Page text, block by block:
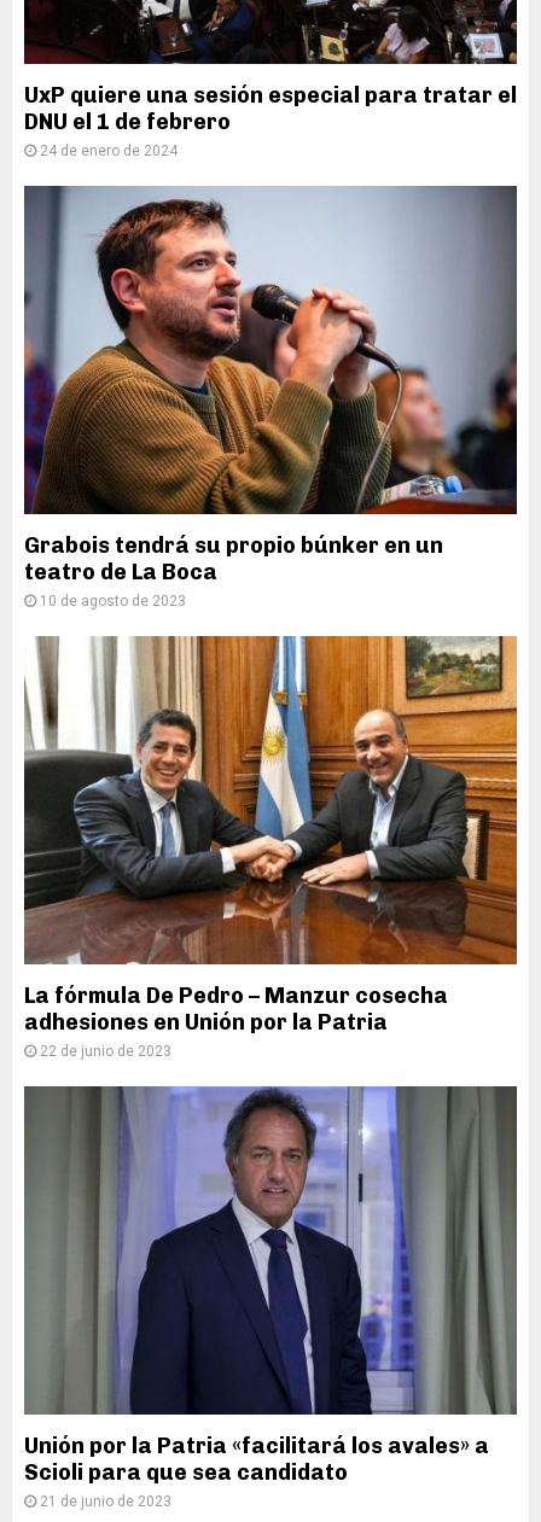
UxP quiere una sesión especial para tratar el
DNU el 1 de febrero
24 de enero de 2024
Grabois tendrá su propio búnker en un
teatro de La Boca
10 de agosto de 2023
La fórmula De Pedro – Manzur cosecha
adhesiones en Unión por la Patria
22 de junio de 2023
Unión por la Patria «facilitará los avales» a
Scioli para que sea candidato
21 de junio de 2023